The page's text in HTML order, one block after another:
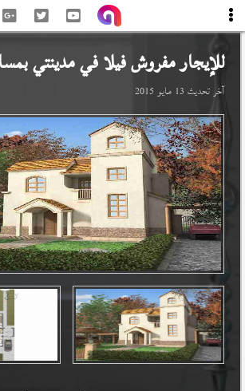
للإيجار مفروش فيلا فيمدينتي
آخر تحديث 13 مايو 2015